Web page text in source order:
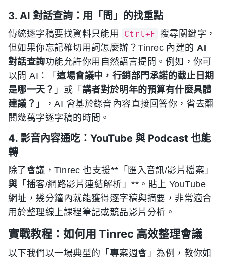
3. AI 對話查詢：用「問」的找重點
傳統逐字稿要找資料只能用 Ctrl+F 搜尋關鍵字，
但如果你忘記確切用詞怎麼辦？Tinrec 內建的AI
對話查詢功能允許你用自然語言提問。例如，你可
以問 AI：「這場會議中，行銷部門承諾的截止日期
是哪一天？ 」或「 講者對於明年的預算有什麼具體
建議？ 」，AI 會基於錄音內容直接回答你，省去翻
閱幾萬字逐字稿的時間。
4. 影音內容通吃：YouTube 與 Podcast 也能
轉
除了會議，Tinrec 也支援**「匯入音訊/影片檔案」
與 「播客/網路影片連結解析」**。貼上 YouTube
網址，幾分鐘內就能獲得逐字稿與摘要，非常適合
用於整理線上課程筆記或競品影片分析。
實戰教程：如何用 Tinrec 高效整理會議
以下我們以一場典型的「專案週會」為例，教你如